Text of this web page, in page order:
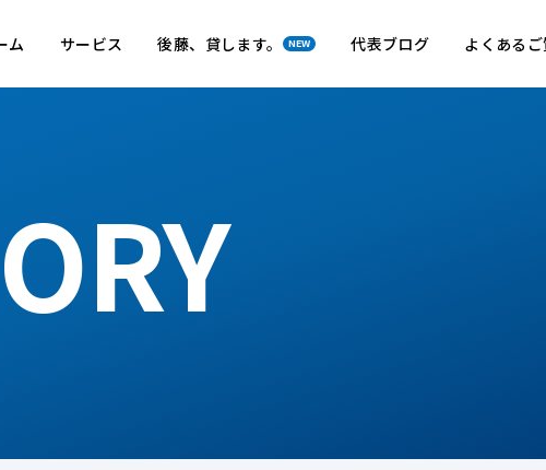
ム サービス 後藤、貸します。 NEW 代表ブログ よくある